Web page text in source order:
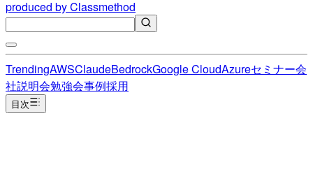
produced by Classmethod
TrendingAWSClaudeBedrockGoogle CloudAzureセミナー会
社説明会勉強会事例採用
目次